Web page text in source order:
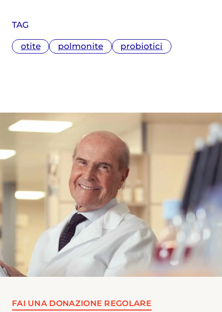
TAG
otite polmonite probiotici
FAI UNA DONAZIONE REGOLARE